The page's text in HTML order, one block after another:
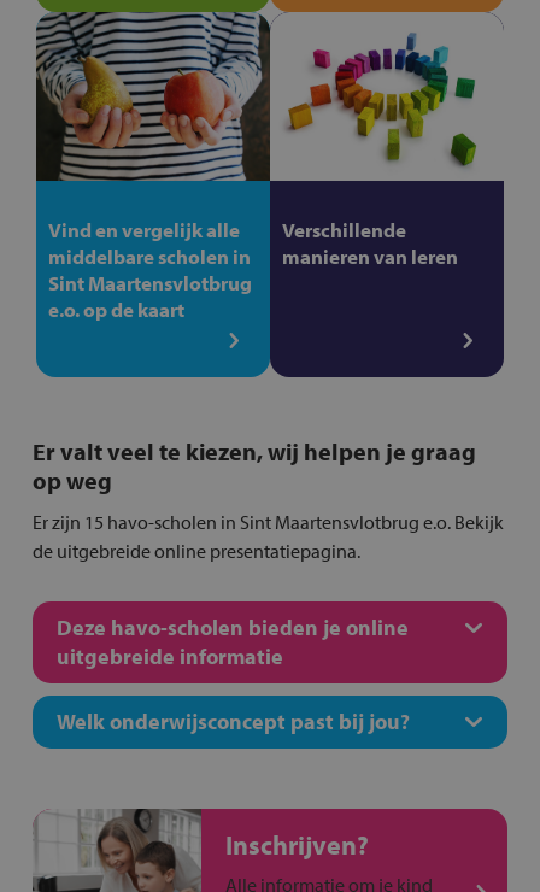
Vind en vergelijk alle
middelbare scholen in
Sint Maartensvlotbrug
e.o. op de kaart
Verschillende
manieren van leren
Er valt veel te kiezen, wij helpen je graag
op weg
Er zijn 15 havo-scholen in Sint Maartensvlotbrug e.o. Bekijk
de uitgebreide online presentatiepagina.
Deze havo-scholen bieden je online
uitgebreide informatie
Welk onderwijsconcept past bij jou?
Inschrijven?
Alle informatie om je kind